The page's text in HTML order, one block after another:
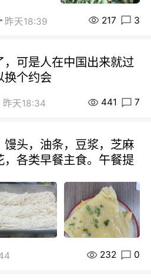
昨天18:39 217 3
，可是人在中国出来就过
换个约会
昨天18:34 441 7
馒头，油条，豆浆，芝麻
各类早餐主食。午餐提
232 0